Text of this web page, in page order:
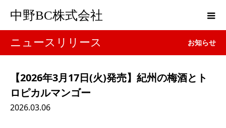
中野BC株式会社
ニュースリリース お知らせ
【2026年3月17日(火)発売】紀州の梅酒とト
ロピカルマンゴー
2026.03.06